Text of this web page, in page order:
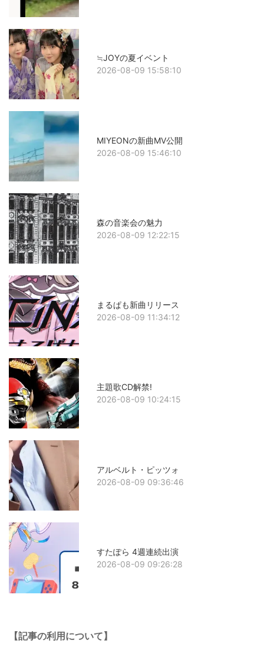
≒JOYの夏イベント
2026-08-09 15:58:10
MIYEONの新曲MV公開
2026-08-09 15:46:10
森の音楽会の魅力
2026-08-09 12:22:15
まるぱも新曲リリース
2026-08-09 11:34:12
主題歌CD解禁!
2026-08-09 10:24:15
アルベルト・ピッツォ
2026-08-09 09:36:46
すたぽら 4週連続出演
2026-08-09 09:26:28
【記事の利用について】